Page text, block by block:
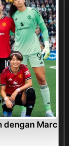
dengan Marc